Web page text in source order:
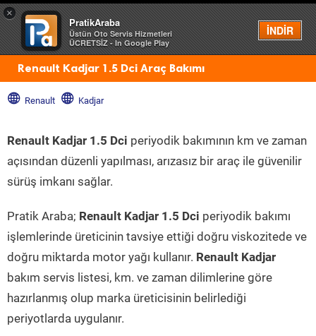
×
PratikAraba
Üstün Oto Servis Hizmetleri
ÜCRETSİZ - In Google Play
İNDİR
Menü
Renault Kadjar 1.5 Dci Araç Bakımı
Renault Kadjar
Renault Kadjar 1.5 Dci periyodik bakımının km ve zaman
açısından düzenli yapılması, arızasız bir araç ile güvenilir
sürüş imkanı sağlar.
Pratik Araba; Renault Kadjar 1.5 Dci periyodik bakımı
işlemlerinde üreticinin tavsiye ettiği doğru viskozitede ve
doğru miktarda motor yağı kullanır. Renault Kadjar
bakım servis listesi, km. ve zaman dilimlerine göre
hazırlanmış olup marka üreticisinin belirlediği
periyotlarda uygulanır.